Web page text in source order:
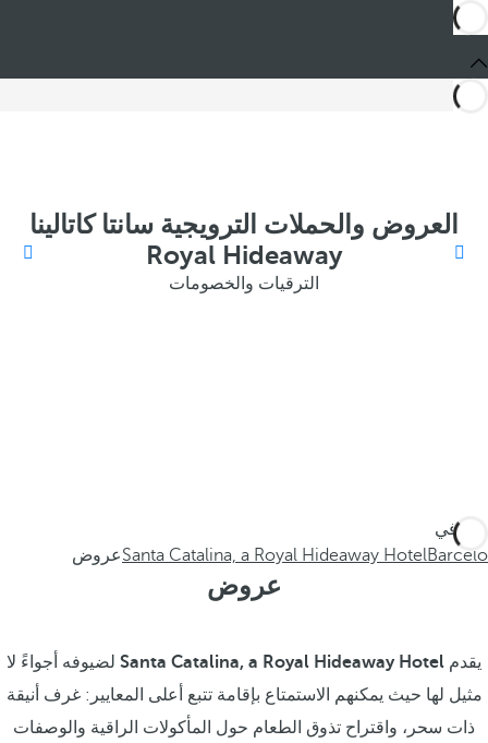
العروض والحملات الترويجية سانتا كاتالينا
Royal Hideaway
الترقيات والخصومات
أنت في
Barceló
Santa Catalina, a Royal Hideaway Hotelعروض
عروض
يقدم Santa Catalina, a Royal Hideaway Hotel لضيوفه أجواءً لا
مثيل لها حيث يمكنهم الاستمتاع بإقامة تتبع أعلى المعايير: غرف أنيقة
ذات سحر، واقتراح تذوق الطعام حول المأكولات الراقية والوصفات